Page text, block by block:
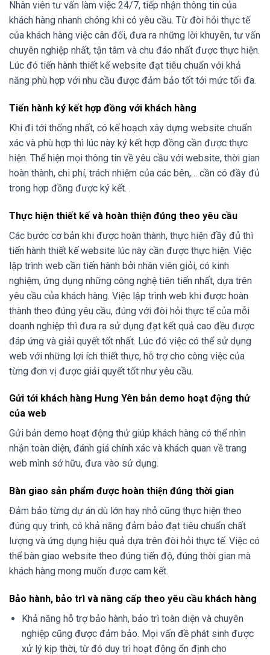
Nhân viên tư vấn làm việc 24/7, tiếp nhận thông tin của
khách hàng nhanh chóng khi có yêu cầu. Từ đòi hỏi thực tế
của khách hàng việc cân đối, đưa ra những lời khuyên, tư vấn
chuyên nghiệp nhất, tận tâm và chu đáo nhất được thực hiện.
Lúc đó tiến hành thiết kế website đạt tiêu chuẩn với khả
năng phù hợp với nhu cầu được đảm bảo tốt tới mức tối đa.
Tiến hành ký kết hợp đồng với khách hàng
Khi đi tới thống nhất, có kế hoạch xây dựng website chuẩn
xác và phù hợp thì lúc này ký kết hợp đồng cần được thực
hiện. Thể hiện mọi thông tin về yêu cầu với website, thời gian
hoàn thành, chi phí, trách nhiệm của các bên,… cần có đầy đủ
trong hợp đồng được ký kết. .
Thực hiện thiết kế và hoàn thiện đúng theo yêu cầu
Các bước cơ bản khi được hoàn thành, thực hiện đầy đủ thì
tiến hành thiết kế website lúc này cần được thực hiện. Việc
lập trình web cần tiến hành bởi nhân viên giỏi, có kinh
nghiệm, ứng dụng những công nghệ tiên tiến nhất, dựa trên
yêu cầu của khách hàng. Việc lập trình web khi được hoàn
thành theo đúng yêu cầu, đúng với đòi hỏi thực tế của mỗi
doanh nghiệp thì đưa ra sử dụng đạt kết quả cao đều được
đáp ứng và giải quyết tốt nhất. Lúc đó việc có thể sử dụng
web với những lợi ích thiết thực, hỗ trợ cho công việc của
từng đơn vị được giải quyết tốt như yêu cầu.
Gửi tới khách hàng Hưng Yên bản demo hoạt động thử
của web
Gửi bản demo hoạt động thử giúp khách hàng có thể nhìn
nhận toàn diện, đánh giá chính xác và khách quan về trang
web mình sở hữu, đưa vào sử dụng.
Bàn giao sản phẩm được hoàn thiện đúng thời gian
Đảm bảo từng dự án dù lớn hay nhỏ cũng thực hiện theo
đúng quy trình, có khả năng đảm bảo đạt tiêu chuẩn chất
lượng và ứng dụng hiệu quả dựa trên đòi hỏi thực tế. Việc có
thể bàn giao website theo đúng tiến độ, đúng thời gian mà
khách hàng mong muốn được cam kết.
Bảo hành, bảo trì và nâng cấp theo yêu cầu khách hàng
Khả năng hỗ trợ bảo hành, bảo trì toàn diện và chuyên
nghiệp cũng được đảm bảo. Mọi vấn đề phát sinh được
xử lý kịp thời, từ đó duy trì hoạt động ổn định cho